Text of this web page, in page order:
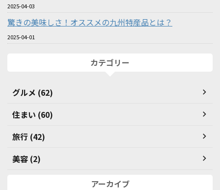
2025-04-03
驚きの美味しさ！オススメの九州特産品とは？
2025-04-01
カテゴリー
グルメ (62)
住まい (60)
旅行 (42)
美容 (2)
アーカイブ